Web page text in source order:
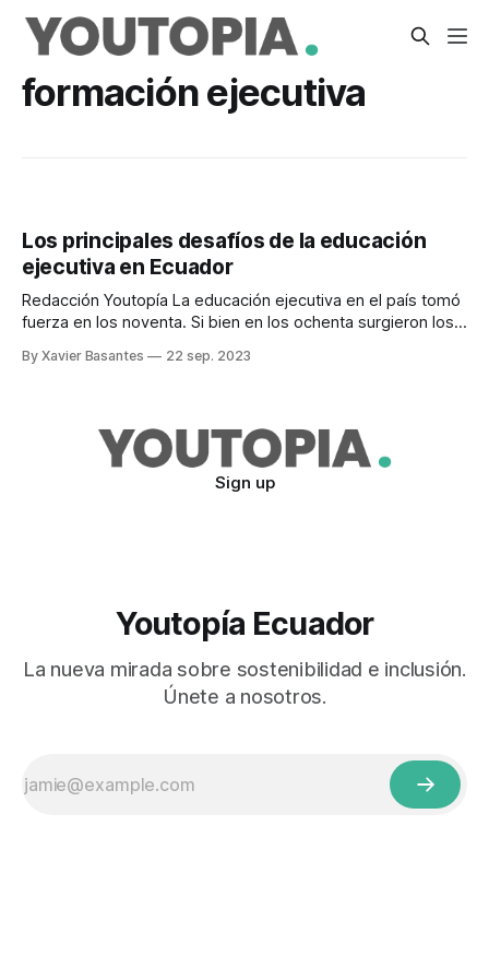
formación ejecutiva
Los principales desafíos de la educación
ejecutiva en Ecuador
Redacción Youtopía La educación ejecutiva en el país tomó
fuerza en los noventa. Si bien en los ochenta surgieron los
empresarios valoraron más esas capacitaciones. No
By Xavier Basantes 22 sep. 2023
Sign up
Youtopía Ecuador
La nueva mirada sobre sostenibilidad e inclusión.
Únete a nosotros.